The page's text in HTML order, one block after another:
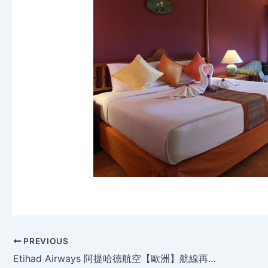
PREVIOUS
Etihad Airways 阿提哈德航空【歐洲】航線再促銷 香港飛歐洲$4,553起(連稅)，明年3月出發。